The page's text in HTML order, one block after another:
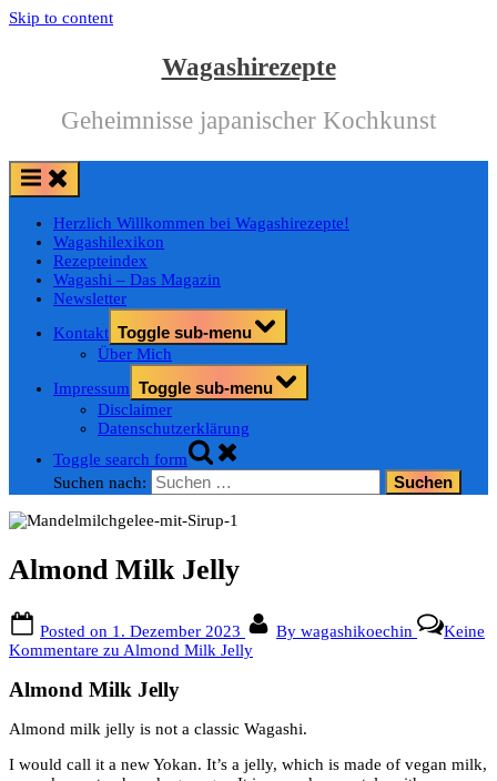
Skip to content
Wagashirezepte
Geheimnisse japanischer Kochkunst
Herzlich Willkommen bei Wagashirezepte!
Wagashilexikon
Rezepteindex
Wagashi – Das Magazin
Newsletter
Kontakt Toggle sub-menu
Über Mich
Impressum Toggle sub-menu
Disclaimer
Datenschutzerklärung
Toggle search form
Suchen nach:
Almond Milk Jelly
Posted on 1. Dezember 2023 By wagashikoechin
Keine
Kommentare zu Almond Milk Jelly
Almond Milk Jelly
Almond milk jelly is not a classic Wagashi.
I would call it a new Yokan. It’s a jelly, which is made of vegan milk,